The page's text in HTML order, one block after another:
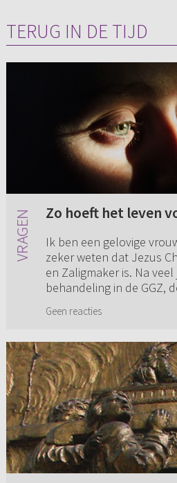
TERUG IN DE TIJD
Zo hoeft het leven
Ik ben een gelovige
zeker weten dat Jezus
en Zaligmaker is. Na veel
behandeling in de GGZ,
Geen reacties